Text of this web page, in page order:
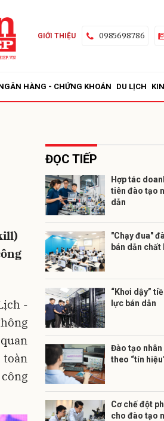
GIỚI THIỆU 0985698786
HÀNG - CHỨNG KHOÁN DU LỊCH
-
ĐỌC TIẾP
Hợp tác
tiên đào tạo
dẫn
"Chạy đua"
bán dẫn
“Khơi dậy”
lực bán dẫn
Đào tạo
theo “tín
Cơ chế đột
cho đào tạo
Gửi